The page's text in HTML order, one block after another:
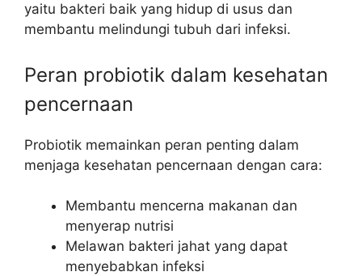
yaitu bakteri baik yang hidup di usus dan
membantu melindungi tubuh dari infeksi.
Peran probiotik dalam kesehatan
pencernaan
Probiotik memainkan peran penting dalam
menjaga kesehatan pencernaan dengan cara:
Membantu mencerna makanan dan
menyerap nutrisi
Melawan bakteri jahat yang dapat
menyebabkan infeksi